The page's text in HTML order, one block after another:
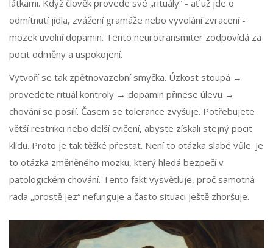
látkami. Když člověk provede své „rituály“ - ať už jde o
odmítnutí jídla, zvážení gramáže nebo vyvolání zvracení -
mozek uvolnídopamin. Tento neurotransmiter zodpovídá za
pocit odměny a uspokojení.
Vytvoří se tak zpětnovazební smyčka. Úzkost stoupá →
provedete rituál kontroly → dopamin přinese úlevu →
chování se posílí. Časem se tolerance zvyšuje. Potřebujete
větší restrikci nebo delší cvičení, abyste získali stejný pocit
klidu. Proto je tak těžké přestat. Není to otázka slabé vůle. Je
to otázka změněného mozku, který hledá bezpečí v
patologickém chování. Tento fakt vysvětluje, proč samotná
rada „prostě jez“ nefunguje a často situaci ještě zhoršuje.